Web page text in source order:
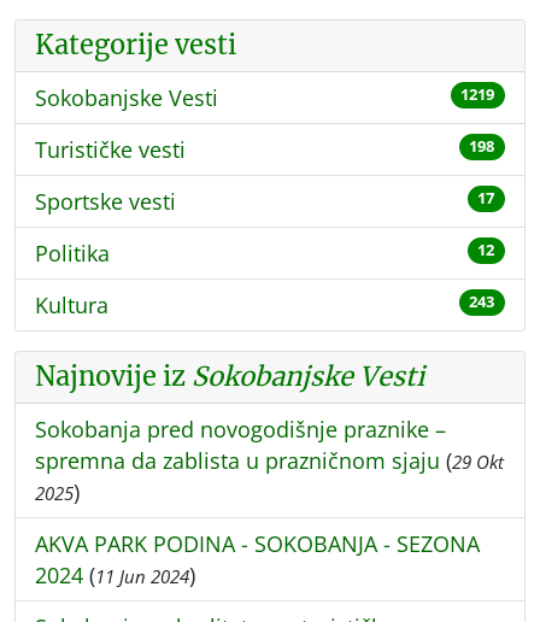
Kategorije vesti
Sokobanjske Vesti 1219
Turističke vesti 198
Sportske vesti 17
Politika 12
Kultura 243
Najnovije iz Sokobanjske Vesti
Sokobanja pred novogodišnje praznike –
spremna da zablista u prazničnom sjaju (29 Okt
2025)
AKVA PARK PODINA - SOKOBANJA - SEZONA
2024 (11 Jun 2024)